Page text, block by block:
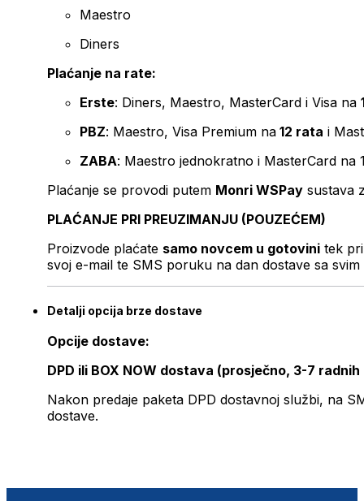
Maestro
Diners
Plaćanje na rate:
Erste: Diners, Maestro, MasterCard i Visa na
PBZ: Maestro, Visa Premium na 12 rata i
ZABA: Maestro jednokratno i MasterCard na
Plaćanje se provodi putem Monri WSPay sustava
PLAĆANJE PRI PREUZIMANJU (POUZEĆEM)
Proizvode plaćate samo novcem u gotovini tek
svoj e-mail te SMS poruku na dan dostave sa svim
Detalji opcija brze dostave
Opcije dostave:
DPD ili BOX NOW dostava (prosječno, 3-7 radnih
Nakon predaje paketa DPD dostavnoj službi, na
dostave.